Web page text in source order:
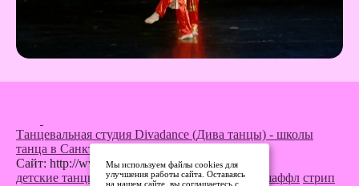
Танцевальная студия Divadance (Дива танцы) - школы
танца в Санкт-Петербурге
Сайт: http://www.divadance.ru
детские танцы
кей-поп танцытанец живота шаффл стрип
Мы используем файлы cookies для
улучшения работы сайта. Оставаясь
на нашем сайте, вы соглашаетесь с